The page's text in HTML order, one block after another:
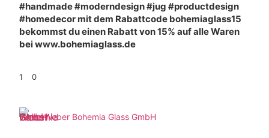
#handmade #moderndesign #jug #productdesign
#homedecor mit dem Rabattcode bohemiaglass15
bekommst du einen Rabatt von 15% auf alle Waren
bei www.bohemiaglass.de
1 0
Weber Bohemia Glass GmbH